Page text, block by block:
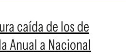
caída de los de
Anual a Nacional